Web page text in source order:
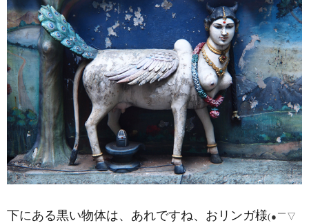
下にある黒い物体は、あれですね、おリンガ様(●￣▽